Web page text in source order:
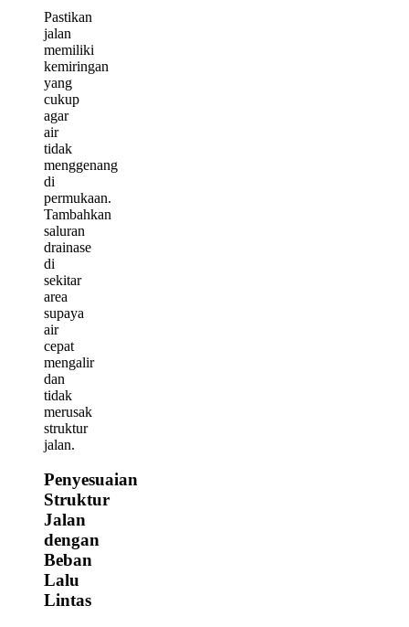
Pastikan
jalan
memiliki
kemiringan
yang
cukup
agar
air
tidak
menggenang
di
permukaan.
Tambahkan
saluran
drainase
di
sekitar
area
supaya
air
cepat
mengalir
dan
tidak
merusak
struktur
jalan.
Penyesuaian
Struktur
Jalan
dengan
Beban
Lalu
Lintas